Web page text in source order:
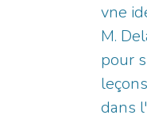
vne
M.
pour
dans